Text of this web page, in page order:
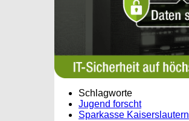
Schlagworte
Jugend forscht
Sparkasse Kaiserslautern